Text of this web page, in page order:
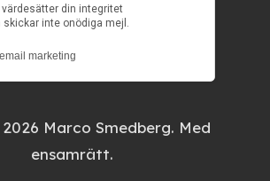
Marco Smedberg. Med
ensamrätt.